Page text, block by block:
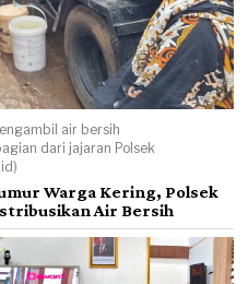
air bersih
dari jajaran Polsek
Warga Kering, Polsek
Air Bersih